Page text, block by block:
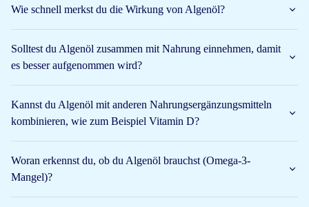
veganes Fischöl, weil ein gutes Algenöl dieselbe Wirkung wie
Fischöl hat. Arctic Blue Algenöl ist daher sehr gut für Veganer
geeignet.
Ozeanen vorkommen. In der Natur gibt es viele Arten von Algen.
Aus dieser Alge gewinnen wir unser Algenöl. Diese Alge trägt
den Namen Schizochytrium. Genau wie Joghurtbakterien und
Wie schnell merkst du die Wirkung von Algenöl?
Solltest du Algenöl zusammen mit Nahrung einnehmen, damit
es besser aufgenommen wird?
Kannst du Algenöl mit anderen Nahrungsergänzungsmitteln
kombinieren, wie zum Beispiel Vitamin D?
Woran erkennst du, ob du Algenöl brauchst (Omega-3-
Mangel)?